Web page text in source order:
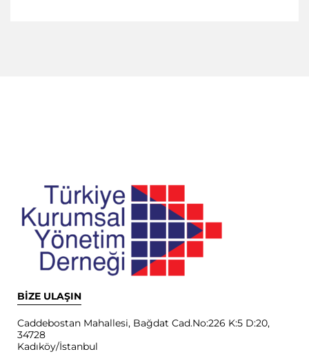
BİZE ULAŞIN
Caddebostan Mahallesi, Bağdat Cad.No:226 K:5 D:20,
34728
Kadıköy/İstanbul